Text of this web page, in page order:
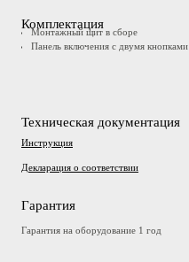
Комплектация
Монтажный щит в сборе
Панель включения с двумя кнопками
Техническая документация
Инструкция
Декларация о соответствии
Гарантия
Гарантия на оборудование 1 год